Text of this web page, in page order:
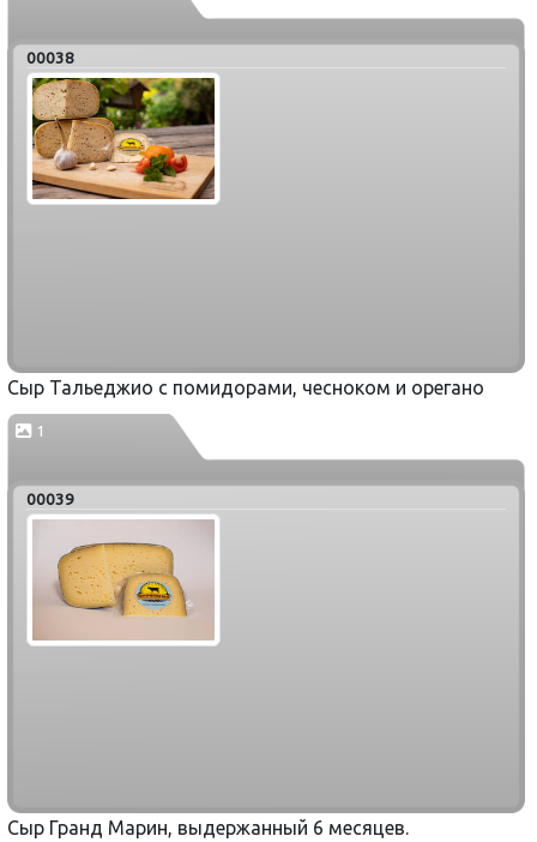
00038
Сыр Тальеджио с помидорами, чесноком и орегано
1
00039
Сыр Гранд Марин, выдержанный 6 месяцев.